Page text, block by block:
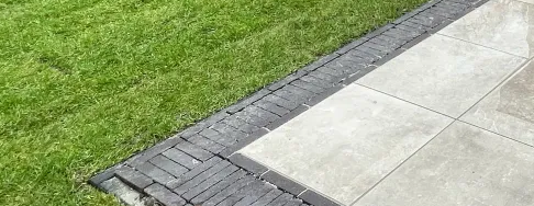
Heldere afspraken, korte lijnen en
pakken wij elk tuinproject aan. Van idee tot
wij regelen het.
Wij verzorgen alles rondom de aanleg van uw tuin. Denk hierbij